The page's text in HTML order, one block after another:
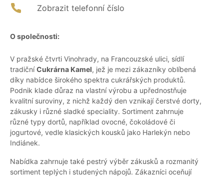
Zobrazit telefonní číslo
O společnosti:
V pražské čtvrti Vinohrady, na Francouzské ulici, sídlí
tradičníCukrárna Kamel, jež je mezi zákazníky oblíbená
díky nabídce širokého spektra cukrářských produktů.
Podnik klade důraz na vlastní výrobu a upřednostňuje
kvalitní suroviny, z nichž každý den vznikají čerstvé dorty,
zákusky i různé sladké speciality. Sortiment zahrnuje
různé typy dortů, například ovocné, čokoládové či
jogurtové, vedle klasických kousků jako Harlekýn nebo
Indiánek.
Nabídka zahrnuje také pestrý výběr zákusků a rozmanitý
sortiment teplých i studených nápojů. Zákazníci oceňují